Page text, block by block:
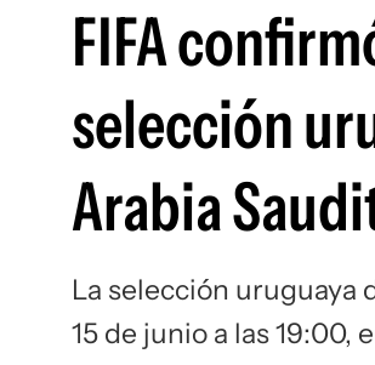
FIFA
selección
Arabia
La selección uruguaya
15 de junio a las 19:00,